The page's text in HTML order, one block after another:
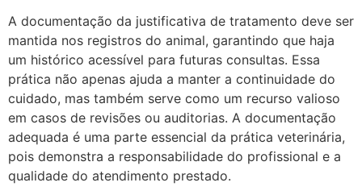
A documentação da justificativa de tratamento deve ser
mantida nos registros do animal, garantindo que haja
um histórico acessível para futuras consultas. Essa
prática não apenas ajuda a manter a continuidade do
cuidado, mas também serve como um recurso valioso
em casos de revisões ou auditorias. A documentação
adequada é uma parte essencial da prática veterinária,
pois demonstra a responsabilidade do profissional e a
qualidade do atendimento prestado.